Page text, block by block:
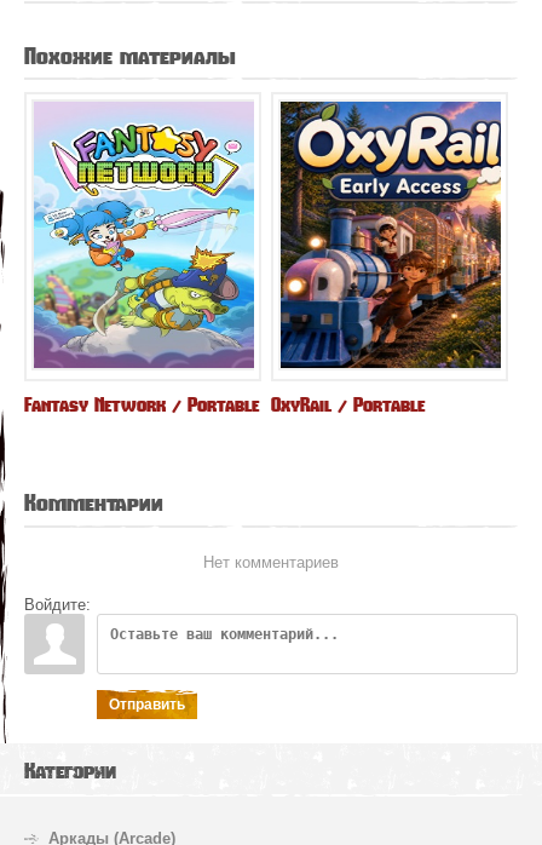
Похожие материалы
Fantasy Network / Portable OxyRail / Portable
Комментарии
Нет комментариев
Войдите:
Отправить
Категории
Аркады (Arcade)